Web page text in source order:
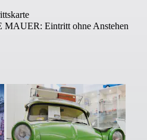
MAUER: Eintritt ohne Anstehen